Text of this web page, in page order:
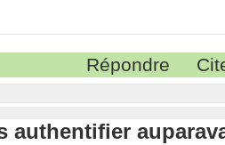
Répondre
authentifier